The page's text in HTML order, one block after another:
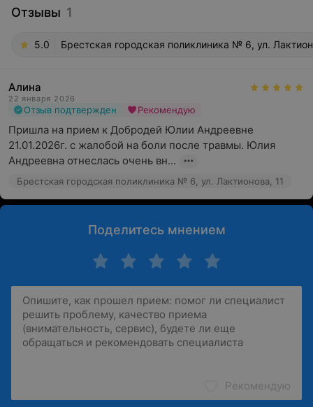
Отзывы 1
5.0 Брестская городская поликлиника № 6, ул.
Алина
22 января 2026
Отзыв подтвержден Рекомендую
Пришла на прием к Добродей Юлии Андреевне
21.01.2026г. с жалобой на боли после травмы. Юлия
Андреевна отнеслась очень вн...
Брестская городская поликлиника № 6, ул. Лактионова, 11
Поделитесь мнением
Рекомендую